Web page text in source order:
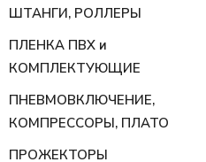
ШТАНГИ, РОЛЛЕРЫ
ПЛЕНКА ПВХ и
КОМПЛЕКТУЮЩИЕ
ПНЕВМОВКЛЮЧЕНИЕ,
КОМПРЕССОРЫ, ПЛАТО
ПРОЖЕКТОРЫ